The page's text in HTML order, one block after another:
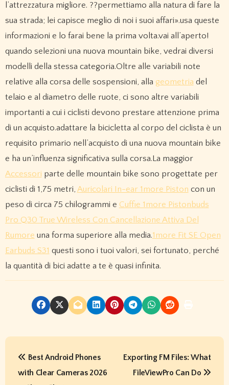
l’attrezzatura migliore. ??permettiamo alla natura di fare la
sua strada; lei capisce meglio di noi i suoi affari».usa queste
informazioni e lo farai bene la prima volta.vai all’aperto!
quando selezioni una nuova mountain bike, vedrai diversi
modelli della stessa categoria.Oltre alle variabili note
relative alla corsa delle sospensioni, alla geometria del
telaio e al diametro delle ruote, ci sono altre variabili
importanti a cui i ciclisti devono prestare attenzione prima
di un acquisto.adattare la bicicletta al corpo del ciclista è un
requisito primario nell’acquisto di una nuova mountain bike
e ha un’influenza significativa sulla corsa.La maggior
Accessori parte delle mountain bike sono progettate per
ciclisti di 1,75 metri, Auricolari In-ear 1more Piston con un
peso di circa 75 chilogrammi e Cuffie 1more Pistonbuds
Pro Q30 True Wireless Con Cancellazione Attiva Del
Rumore una forma superiore alla media.1more Fit SE Open
Earbuds S31 questi sono i tuoi valori, sei fortunato, perché
la quantità di bici adatte a te è quasi infinita.
P
Best Android Phones
with Clear Cameras 2026
Exporting FM Files: What
FileViewPro Can Do